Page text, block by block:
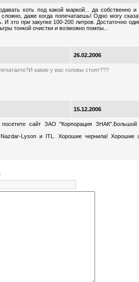
хоть под какой маркой... да собственно и
даже когда попечатаешь! Одно могу
это при закупке 100-200 литров. Достаточно
тонкой очистки и возможно помпы...
26.02.2006
какие у вас головы стоят???
15.12.2006
сайт ЗАО "Корпорация
Nazdar-Lyson и ITL. Хорошие чернила!